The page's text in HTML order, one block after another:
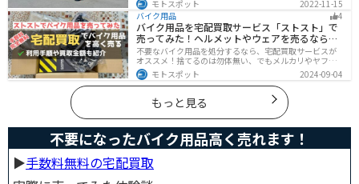
なども記載しているので、デザインだけでなく性能から
もバイクを探せるようになると失敗しないバイク選びば
できるようになります。
モトスポット
2022-11-15
バイク用品
4
バイク用品を宅配買取サービス「ストスト」で
売ってみた！ヘルメットやウェアを売るならオ
ススメ
不要なバイク用品を処分するなら、宅配買取サービスが
オススメ！捨てるのは勿体無い、でもメルカリやヤフオ
クに出すのは面倒だし手数料がかかる...STST（ストス
ト）なら手数料や送料など完全無料で、自宅から送るだ
けでOKなので超簡単に売れます！ストストを実際に使っ
てみたので、流れや買取金額などを紹介します。
モトスポット 2024-09-04
もっと見る
不要になったバイク用品高く売れます！
▶︎手数料無料の宅配買取